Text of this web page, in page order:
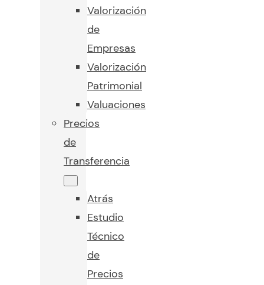
Valorización
de
Empresas
Valorización
Patrimonial
Valuaciones
Precios
de
Transferencia
Atrás
Estudio
Técnico
de
Precios